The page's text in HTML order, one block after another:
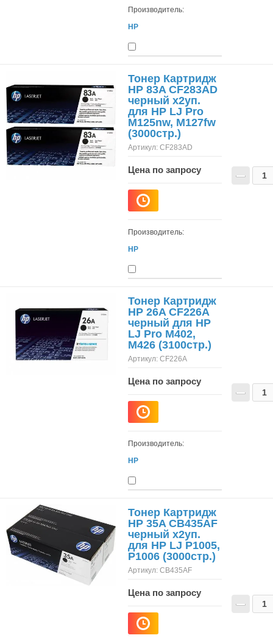
Производитель:
HP
Тонер Картридж
HP 83A CF283AD
черный x2уп.
для HP LJ Pro
M125nw, M127fw
(3000стр.)
Артикул: CF283AD
Цена по запросу
Производитель:
HP
−
Тонер Картридж
HP 26A CF226A
черный для HP
LJ Pro M402,
M426 (3100стр.)
Артикул: CF226A
Цена по запросу
Производитель:
HP
−
Тонер Картридж
HP 35A CB435AF
черный x2уп.
для HP LJ P1005,
P1006 (3000стр.)
Артикул: CB435AF
Цена по запросу
−